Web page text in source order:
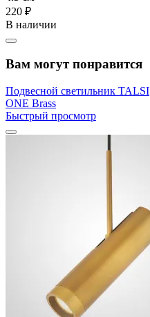
220 ₽
В наличии
Вам могут понравится
Подвесной светильник TALSI
ONE Brass
Быстрый просмотр